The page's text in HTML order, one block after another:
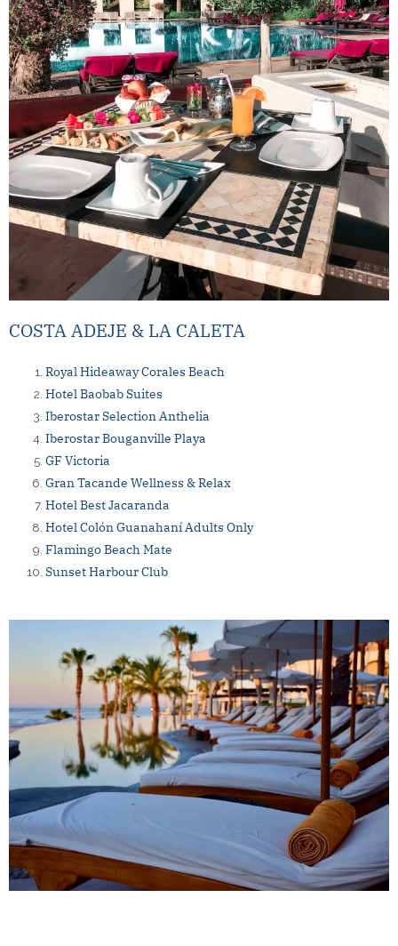
COSTA ADEJE & LA CALETA
Royal Hideaway Corales Beach
Hotel Baobab Suites
Iberostar Selection Anthelia
Iberostar Bouganville Playa
GF Victoria
Gran Tacande Wellness & Relax
Hotel Best Jacaranda
Hotel Colón Guanahaní Adults Only
Flamingo Beach Mate
Sunset Harbour Club